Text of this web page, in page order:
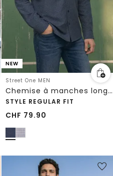
NEW
Street One MEN
Chemise à manches longues en popeline imprimée
STYLE REGULAR FIT
CHF 79.90